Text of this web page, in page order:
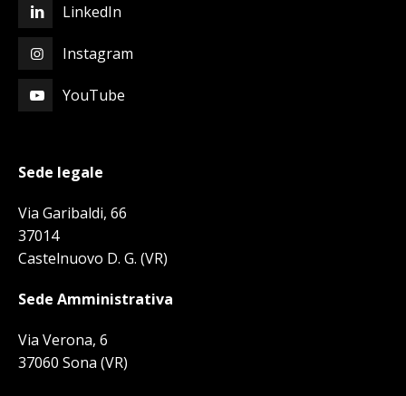
LinkedIn
Instagram
YouTube
Sede legale
Via Garibaldi, 66
37014
Castelnuovo D. G. (VR)
Sede Amministrativa
Via Verona, 6
37060 Sona (VR)